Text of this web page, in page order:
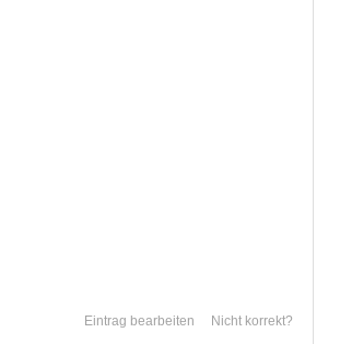
Nicht korrekt?
Eintrag bearbeiten